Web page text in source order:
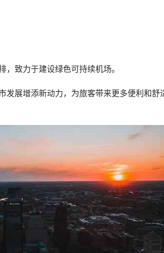
，致力于建设绿色可持续机场。
展增添新动力，为旅客带来更多便利和舒